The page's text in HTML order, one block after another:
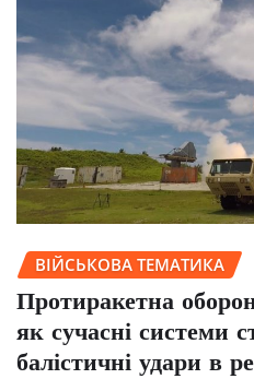
ВІЙСЬКОВА ТЕМАТИКА
Протиракетна
як сучасні системи
балістичні удари в